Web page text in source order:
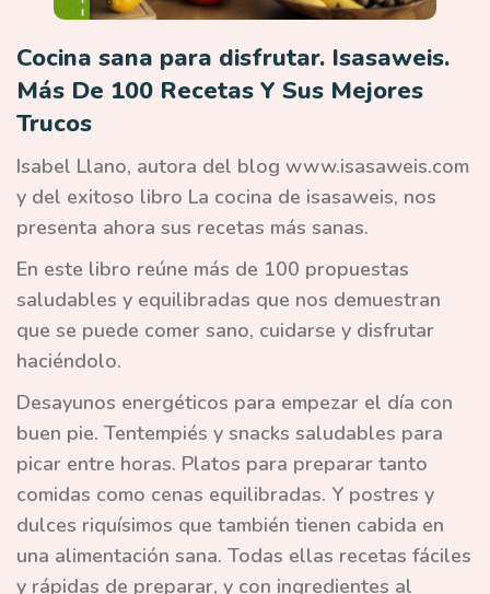
Cocina sana para disfrutar. Isasaweis.
Más De 100 Recetas Y Sus Mejores
Trucos
Isabel Llano, autora del blog www.isasaweis.com
y del exitoso libro La cocina de isasaweis, nos
presenta ahora sus recetas más sanas.
En este libro reúne más de 100 propuestas
saludables y equilibradas que nos demuestran
que se puede comer sano, cuidarse y disfrutar
haciéndolo.
Desayunos energéticos para empezar el día con
buen pie. Tentempiés y snacks saludables para
picar entre horas. Platos para preparar tanto
comidas como cenas equilibradas. Y postres y
dulces riquísimos que también tienen cabida en
una alimentación sana. Todas ellas recetas fáciles
y rápidas de preparar, y con ingredientes al